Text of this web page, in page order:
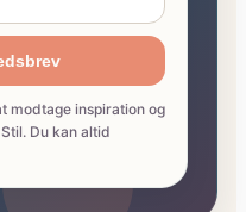
modtage inspiration og
Du kan altid